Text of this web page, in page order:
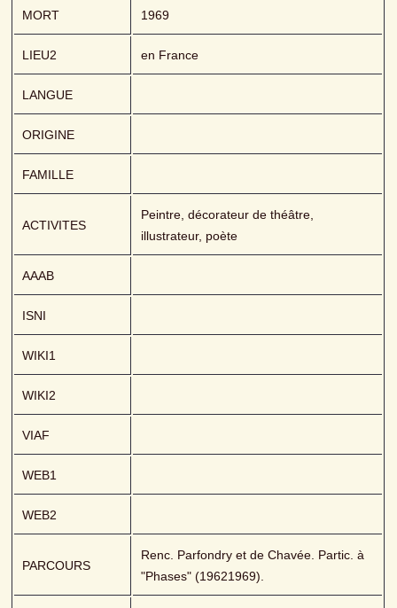
MORT 1969
LIEU2 en France
LANGUE
ORIGINE
FAMILLE
ACTIVITES
Peintre, décorateur de théâtre,
illustrateur, poète
AAAB
ISNI
WIKI1
WIKI2
VIAF
WEB1
WEB2
PARCOURS
Renc. Parfondry et de Chavée. Partic. à
"Phases" (19621969).